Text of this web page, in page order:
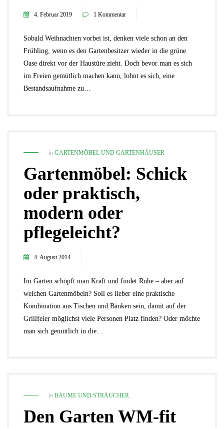
4. Februar 2019 1 Kommentar
Sobald Weihnachten vorbei ist, denken viele schon an den
Frühling, wenn es den Gartenbesitzer wieder in die grüne
Oase direkt vor der Haustüre zieht. Doch bevor man es sich
im Freien gemütlich machen kann, lohnt es sich, eine
Bestandsaufnahme zu…
in GARTENMÖBEL UND GARTENHÄUSER
Gartenmöbel: Schick
oder praktisch,
modern oder
pflegeleicht?
4. August 2014
Im Garten schöpft man Kraft und findet Ruhe – aber auf
welchen Gartenmöbeln? Soll es lieber eine praktische
Kombination aus Tischen und Bänken sein, damit auf der
Grillfeier möglichst viele Personen Platz finden? Oder möchte
man sich gemütlich in die…
in BÄUME UND STRÄUCHER
Den Garten WM-fit